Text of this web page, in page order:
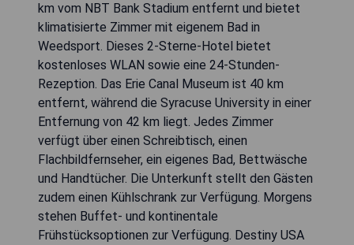
km vom NBT Bank Stadium entfernt und bietet
klimatisierte Zimmer mit eigenem Bad in
Weedsport. Dieses 2-Sterne-Hotel bietet
kostenloses WLAN sowie eine 24-Stunden-
Rezeption. Das Erie Canal Museum ist 40 km
entfernt, während die Syracuse University in einer
Entfernung von 42 km liegt. Jedes Zimmer
verfügt über einen Schreibtisch, einen
Flachbildfernseher, ein eigenes Bad, Bettwäsche
und Handtücher. Die Unterkunft stellt den Gästen
zudem einen Kühlschrank zur Verfügung. Morgens
stehen Buffet- und kontinentale
Frühstücksoptionen zur Verfügung. Destiny USA